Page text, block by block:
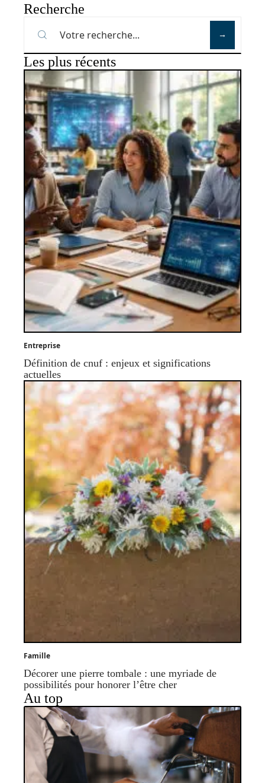
Recherche
Les plus récents
Entreprise
Définition de cnuf : enjeux et significations
actuelles
Famille
Décorer une pierre tombale : une myriade de
possibilités pour honorer l’être cher
Au top